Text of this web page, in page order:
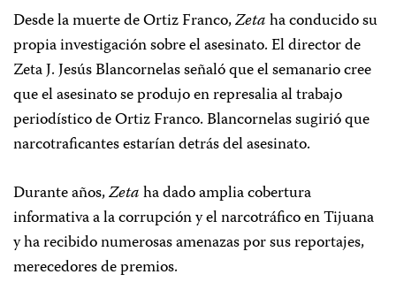
Desde la muerte de Ortiz Franco,Zetaha conducido su
propia investigación sobre el asesinato. El director de
Zeta J. Jesús Blancornelas señaló que el semanario cree
que el asesinato se produjo en represalia al trabajo
periodístico de Ortiz Franco. Blancornelas sugirió que
narcotraficantes estarían detrás del asesinato.
Durante años,Zetaha dado amplia cobertura
informativa a la corrupción y el narcotráfico en Tijuana
y ha recibido numerosas amenazas por sus reportajes,
merecedores de premios.